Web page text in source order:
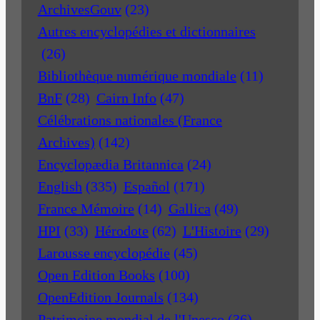
ArchivesGouv (23)
Autres encyclopédies et dictionnaires
(26)
Bibliothèque numérique mondiale (11)
BnF (28) Cairn Info (47)
Célébrations nationales (France
Archives) (142)
Encyclopædia Britannica (24)
English (335) Español (171)
France Mémoire (14) Gallica (49)
HPI (33) Hérodote (62) L'Histoire (29)
Larousse encyclopédie (45)
Open Edition Books (100)
OpenEdition Journals (134)